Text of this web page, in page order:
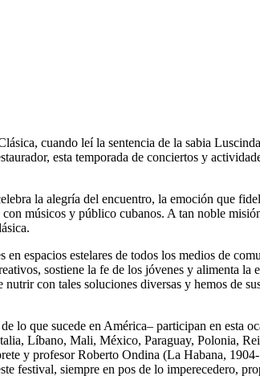
cuando leí la sentencia de la sabia
esta temporada de conciertos y
la alegría del encuentro, la emoción que
músicos y público cubanos. A tan noble
espacios estelares de todos los medios de
sostiene la fe de los jóvenes y alimenta
con tales soluciones diversas y hemos de
lo que sucede en América– participan en esta
Líbano, Mali, México, Paraguay, Polonia,
y profesor Roberto Ondina (La Habana,
festival, siempre en pos de lo imperecedero,